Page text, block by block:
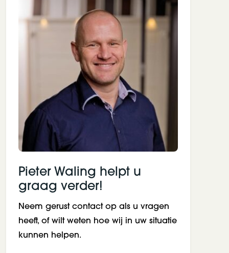
Pieter Waling helpt u
graag verder!
Neem gerust contact op als u vragen
heeft, of wilt weten hoe wij in uw situatie
kunnen helpen.